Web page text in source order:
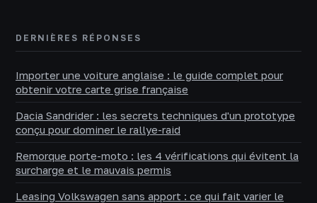
DERNIÈRES RÉPONSES
Importer une voiture anglaise : le guide complet pour
obtenir votre carte grise française
Dacia Sandrider : les secrets techniques d'un prototype
conçu pour dominer le rallye-raid
Remorque porte-moto : les 4 vérifications qui évitent la
surcharge et le mauvais permis
Leasing Volkswagen sans apport : ce qui fait varier le